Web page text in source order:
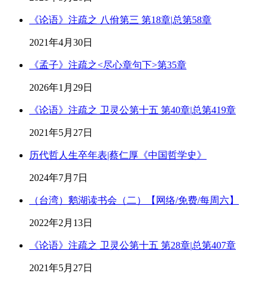
《论语》注疏之 八佾第三 第18章|总第58章
2021年4月30日
《孟子》注疏之<尽心章句下>第35章
2026年1月29日
《论语》注疏之 卫灵公第十五 第40章|总第419章
2021年5月27日
历代哲人生卒年表|蔡仁厚《中国哲学史》
2024年7月7日
（台湾）鹅湖读书会（二）【网络/免费/每周六】
2022年2月13日
《论语》注疏之 卫灵公第十五 第28章|总第407章
2021年5月27日